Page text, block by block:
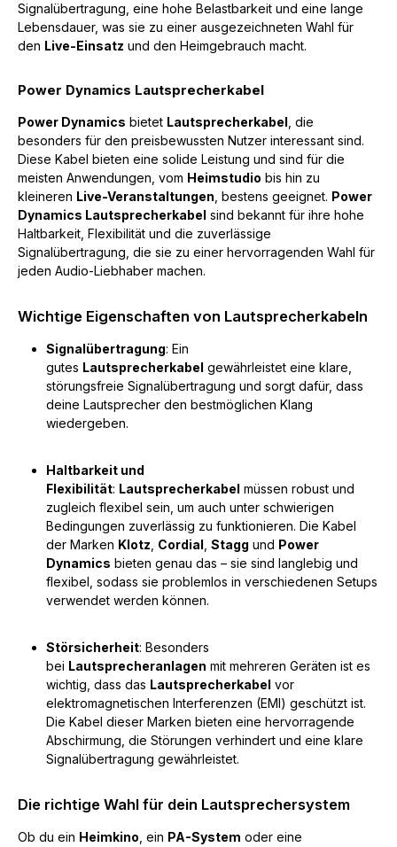
Signalübertragung, eine hohe Belastbarkeit und eine lange
Lebensdauer, was sie zu einer ausgezeichneten Wahl für
den Live-Einsatz und den Heimgebrauch macht.
Power Dynamics Lautsprecherkabel
Power Dynamics bietet Lautsprecherkabel , die
besonders für den preisbewussten Nutzer interessant sind.
Diese Kabel bieten eine solide Leistung und sind für die
meisten Anwendungen, vom Heimstudio bis hin zu
kleineren Live-Veranstaltungen , bestens geeignet. Power
Dynamics Lautsprecherkabel sind bekannt für ihre hohe
Haltbarkeit, Flexibilität und die zuverlässige
Signalübertragung, die sie zu einer hervorragenden Wahl für
jeden Audio-Liebhaber machen.
Wichtige Eigenschaften von Lautsprecherkabeln
Signalübertragung: Ein
gutes Lautsprecherkabel gewährleistet eine klare,
störungsfreie Signalübertragung und sorgt dafür, dass
deine Lautsprecher den bestmöglichen Klang
wiedergeben.
Haltbarkeit und
Flexibilität: Lautsprecherkabel müssen robust und
zugleich flexibel sein, um auch unter schwierigen
Bedingungen zuverlässig zu funktionieren. Die Kabel
der Marken Klotz Cordial Stagg und Power
Dynamics bieten genau das – sie sind langlebig und
flexibel, sodass sie problemlos in verschiedenen Setups
verwendet werden können.
Störsicherheit: Besonders
bei Lautsprecheranlagen mit mehreren Geräten ist es
wichtig, dass das Lautsprecherkabel vor
elektromagnetischen Interferenzen (EMI) geschützt ist.
Die Kabel dieser Marken bieten eine hervorragende
Abschirmung, die Störungen verhindert und eine klare
Signalübertragung gewährleistet.
Die richtige Wahl für dein Lautsprechersystem
Ob du ein Heimkino , ein PA-System oder eine